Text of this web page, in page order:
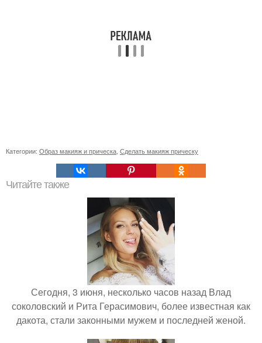
Категории: Образ макияж и прическа Сделать макияж прическу
Читайте также
Сегодня, 3 июня, несколько часов назад Влад
соколовский и Рита Герасимович, более известная как
дакота, стали законными мужем и последней женой.